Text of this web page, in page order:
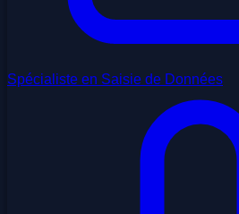
Spécialiste en Saisie de Données